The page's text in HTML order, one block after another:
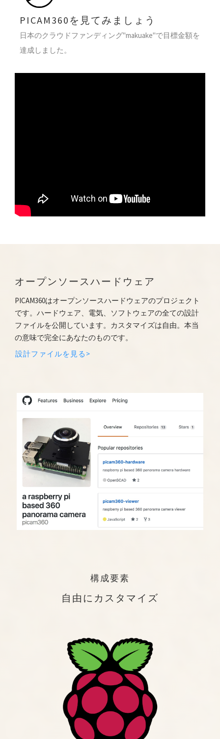
PICAM360を見てみましょう
日本のクラウドファンディング"makuake"で目標金額を
達成しました。
オープンソースハードウェア
PICAM360はオープンソースハードウェアのプロジェクト
です。ハードウェア、電気、ソフトウェアの全ての設計
ファイルを公開しています。カスタマイズは自由。本当
の意味で完全にあなたのものです。
設計ファイルを見る>
構成要素
自由にカスタマイズ